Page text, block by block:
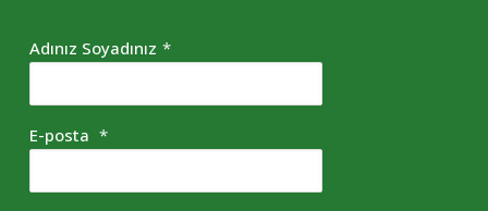
Adınız Soyadınız *
E-posta *